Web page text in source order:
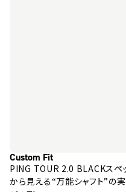
Custom Fit
PING TOUR 2.0 BLACKスペ
から見える“万能シャフト”の